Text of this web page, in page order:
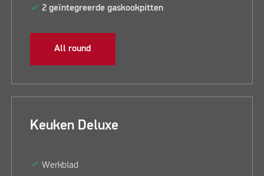
check 2 geïntegreerde gaskookpitten
All round
Keuken Deluxe
check Werkblad